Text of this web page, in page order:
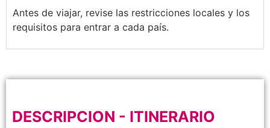
Antes de viajar, revise las restricciones locales y los
requisitos para entrar a cada país.
DESCRIPCION - ITINERARIO